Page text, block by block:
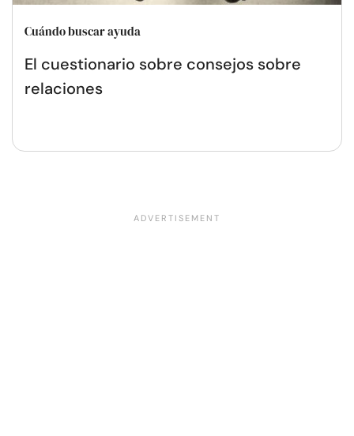
Cuándo buscar ayuda
El cuestionario sobre consejos sobre
relaciones